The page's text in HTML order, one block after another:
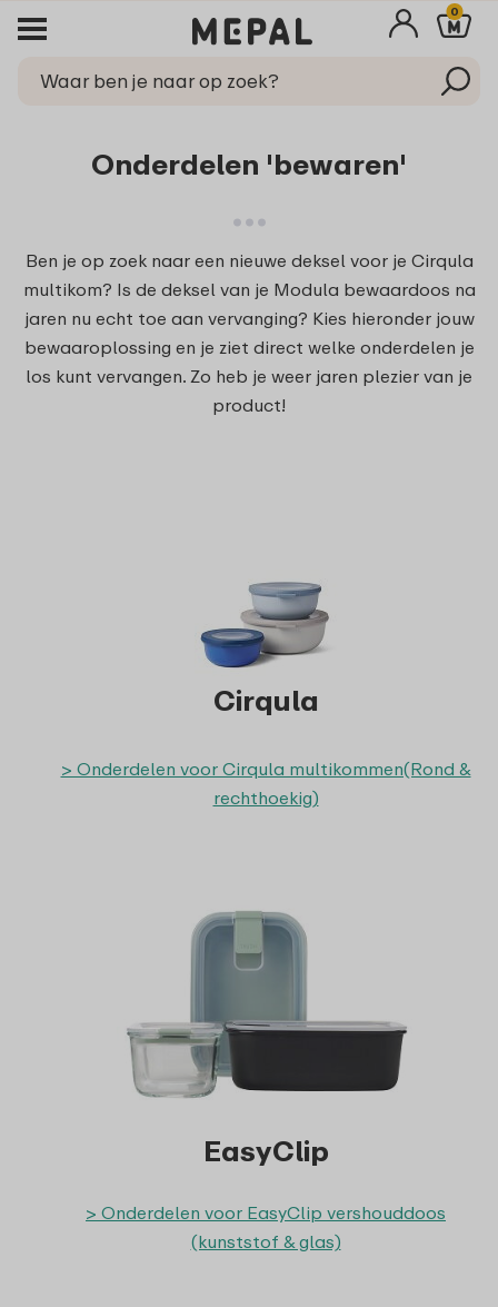
0
Onderdelen 'bewaren'
Ben je op zoek naar een nieuwe deksel voor je Cirqula
multikom? Is de deksel van je Modula bewaardoos na
jaren nu echt toe aan vervanging? Kies hieronder jouw
bewaaroplossing en je ziet direct welke onderdelen je
los kunt vervangen. Zo heb je weer jaren plezier van je
product!
Cirqula
> Onderdelen voor Cirqula multikommen(Rond &
rechthoekig)
EasyClip
> Onderdelen voor EasyClip vershouddoos
(kunststof & glas)